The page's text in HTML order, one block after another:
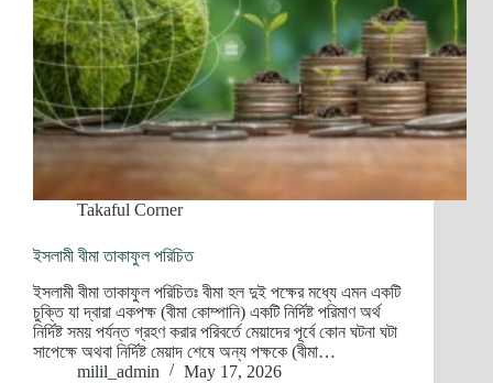
Takaful Corner
ইসলামী বীমা তাকাফুল পরিচিত
ইসলামী বীমা তাকাফুল পরিচিতঃ বীমা হল দুই পক্ষের মধ্যে এমন একটি
চুক্তি যা দ্বারা একপক্ষ (বীমা কোম্পানি) একটি নির্দিষ্ট পরিমাণ অর্থ
নির্দিষ্ট সময় পর্যন্ত গ্রহণ করার পরিবর্তে মেয়াদের পূর্বে কোন ঘটনা ঘটা
সাপেক্ষে অথবা নির্দিষ্ট মেয়াদ শেষে অন্য পক্ষকে (বীমা…
milil_admin
May 17, 2026